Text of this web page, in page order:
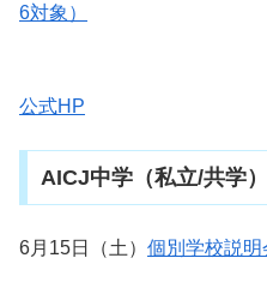
6対象）
公式HP
AICJ中学（私立/共学）
6月15日（土） 個別学校説明